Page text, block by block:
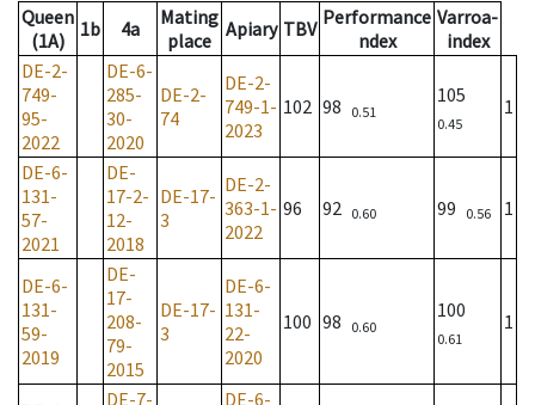
Queen
(1A)
1b 4a
Mating
place Apiary TBV Performance
ndex
Varroa-
index
DE-2-
749-
95-
2022
DE-6-
285-
30-
2020
DE-2-
74
DE-2-
749-1-
2023
102 98 0.51
105
0.45
1
DE-6-
131-
57-
2021
DE-
17-2-
12-
2018
DE-17-
3
DE-2-
363-1-
2022
96 92 0.60 99 0.56 1
DE-6-
131-
59-
2019
DE-
17-
208-
79-
2015
DE-17-
3
DE-6-
131-
22-
2020
100 98 0.60
100
0.61
1
DE-7-
DE-6-